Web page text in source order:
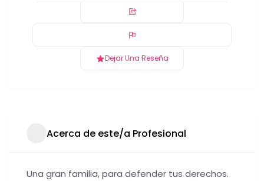
Dejar Una Reseña
Acerca de este/a Profesional
Una gran familia, para defender tus derechos.